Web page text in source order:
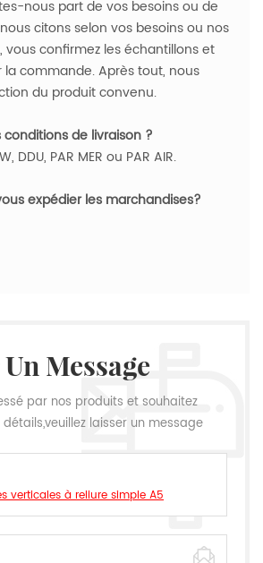
nous part de vos besoins ou de
citons selon vos besoins ou nos
vous confirmez les échantillons et
commande. Après tout, nous
du produit convenu.
de livraison ?
DDU, PAR MER ou PAR AIR.
expédier les marchandises?
Un Message
par nos produits et souhaitez
laisser un message
verticales à reliure simple A5